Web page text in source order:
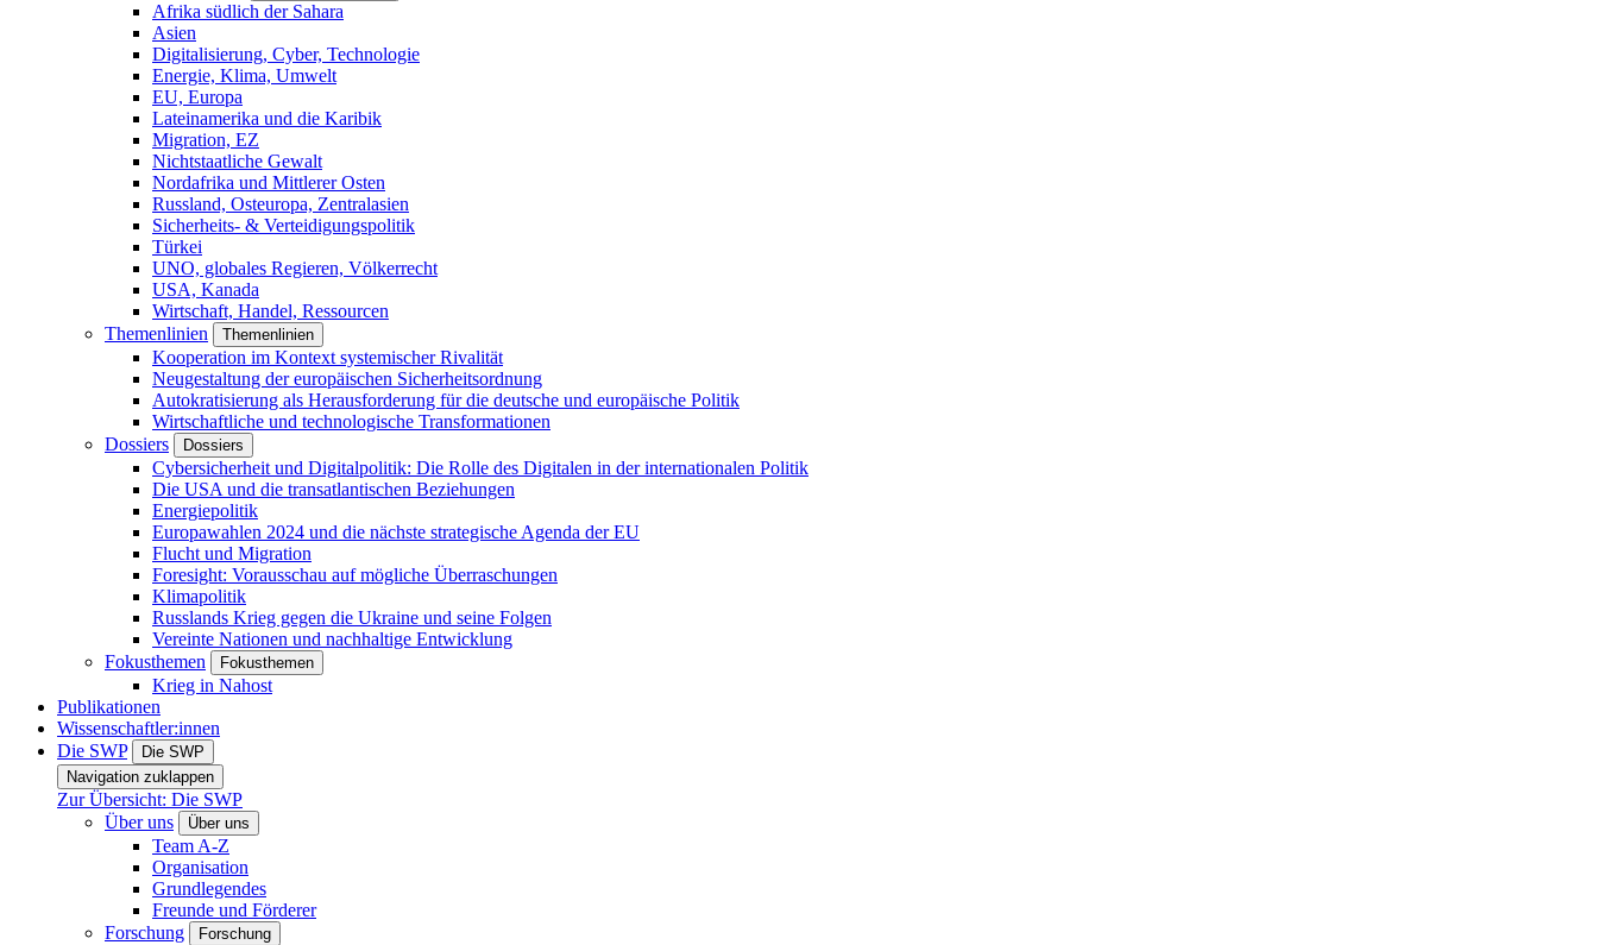
Afrika südlich der Sahara
Asien
Digitalisierung, Cyber, Technologie
Energie, Klima, Umwelt
EU, Europa
Lateinamerika und die Karibik
Migration, EZ
Nichtstaatliche Gewalt
Nordafrika und Mittlerer Osten
Russland, Osteuropa, Zentralasien
Sicherheits- & Verteidigungspolitik
Türkei
UNO, globales Regieren, Völkerrecht
USA, Kanada
Wirtschaft, Handel, Ressourcen
Themenlinien
Themenlinien
Kooperation im Kontext systemischer Rivalität
Neugestaltung der europäischen Sicherheitsordnung
Autokratisierung als Herausforderung für die deutsche und europäische Politik
Wirtschaftliche und technologische Transformationen
Dossiers
Dossiers
Cybersicherheit und Digitalpolitik: Die Rolle des Digitalen in der internationalen Politik
Die USA und die transatlantischen Beziehungen
Energiepolitik
Europawahlen 2024 und die nächste strategische Agenda der EU
Flucht und Migration
Foresight: Vorausschau auf mögliche Überraschungen
Klimapolitik
Russlands Krieg gegen die Ukraine und seine Folgen
Vereinte Nationen und nachhaltige Entwicklung
Fokusthemen
Fokusthemen
Krieg in Nahost
Publikationen
Wissenschaftler:innen
Die SWP
Die SWP
Navigation zuklappen
Zur Übersicht: Die SWP
Über uns
Über uns
Team A-Z
Organisation
Grundlegendes
Freunde und Förderer
Forschung
Forschung